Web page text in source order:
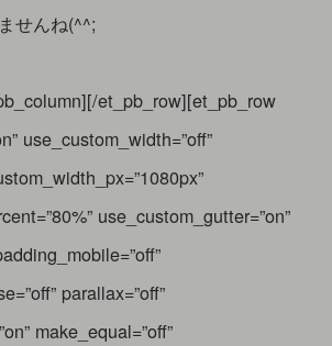
せんね(^^;
et_pb_row][et_pb_row
use_custom_width=”off”
use_custom_gutter=”on”
parallax=”off”
make_equal=”off”